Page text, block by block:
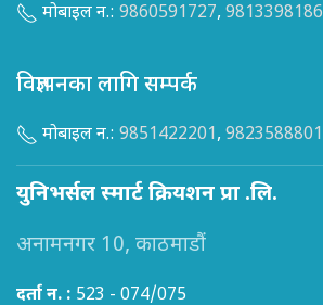
मोबाइल न.: 9860591727, 9813398186
विज्ञापनका लागि सम्पर्क
मोबाइल न.: 9851422201, 9823588801
युनिभर्सल स्मार्ट क्रियशन प्रा .लि.
अनामनगर 10, काठमाडौं
दर्ता न. : 523 - 074/075